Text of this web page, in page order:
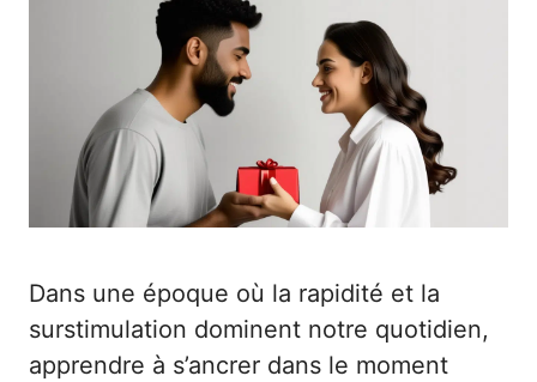
Dans une époque où la rapidité et la
surstimulation dominent notre quotidien,
apprendre à s’ancrer dans le moment